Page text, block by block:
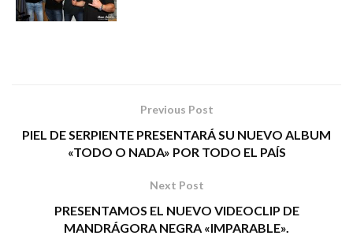
Previous Post
PIEL DE SERPIENTE PRESENTARÁ SU NUEVO ALBUM
«TODO O NADA» POR TODO EL PAÍS
Next Post
PRESENTAMOS EL NUEVO VIDEOCLIP DE
MANDRÁGORA NEGRA «IMPARABLE».